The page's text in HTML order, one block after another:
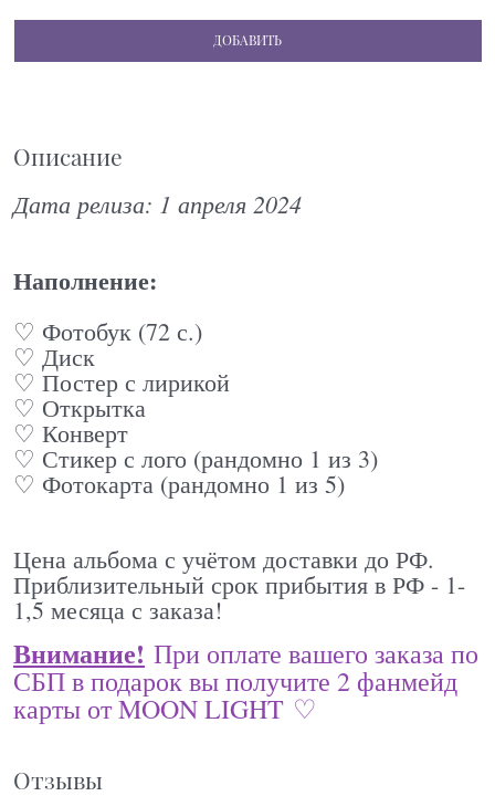
ДОБАВИТЬ
Описание
Дата релиза: 1 апреля 2024
Наполнение:
♡ Фотобук (72 с.)
♡ Диск
♡ Постер с лирикой
♡ Открытка
♡ Конверт
♡ Стикер с лого (рандомно 1 из 3)
♡ Фотокарта (рандомно 1 из 5)
Цена альбома с учётом доставки до РФ.
Приблизительный срок прибытия в РФ - 1-
1,5 месяца с заказа!
Внимание! При оплате вашего заказа по
СБП в подарок вы получите 2 фанмейд
карты от MOON LIGHT ♡
Отзывы